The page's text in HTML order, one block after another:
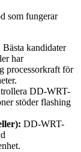
som fungerar
Bästa kandidater
har
processorkraft för
DD-WRT-
stöder flashing
DD-WRT-